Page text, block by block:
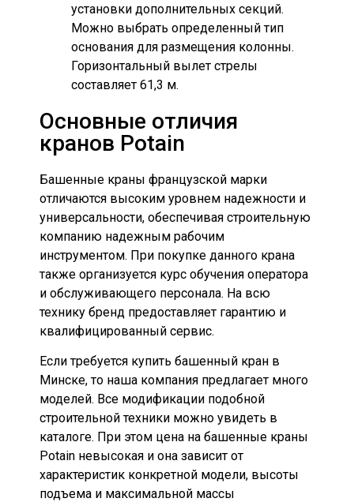
установки дополнительных секций.
Можно выбрать определенный тип
основания для размещения колонны.
Горизонтальный вылет стрелы
составляет 61,3 м.
Основные отличия
кранов Potain
Башенные краны французской марки
отличаются высоким уровнем надежности и
универсальности, обеспечивая строительную
компанию надежным рабочим
инструментом. При покупке данного крана
также организуется курс обучения оператора
и обслуживающего персонала. На всю
технику бренд предоставляет гарантию и
квалифицированный сервис.
Если требуется купить башенный кран в
Минске, то наша компания предлагает много
моделей. Все модификации подобной
строительной техники можно увидеть в
каталоге. При этом цена на башенные краны
Potain невысокая и она зависит от
характеристик конкретной модели, высоты
подъема и максимальной массы